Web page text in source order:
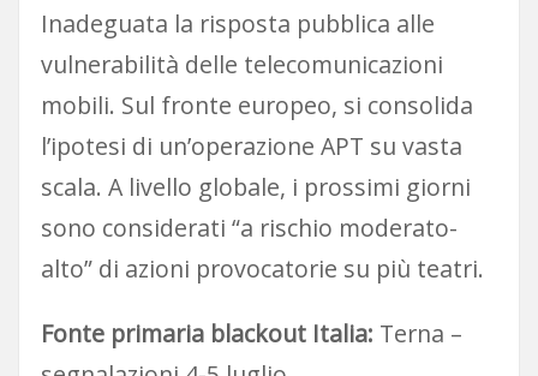
Inadeguata la risposta pubblica alle
vulnerabilità delle telecomunicazioni
mobili. Sul fronte europeo, si consolida
l’ipotesi di un’operazione APT su vasta
scala. A livello globale, i prossimi giorni
sono considerati “a rischio moderato-
alto” di azioni provocatorie su più teatri.
Fonte primaria blackout Italia: Terna –